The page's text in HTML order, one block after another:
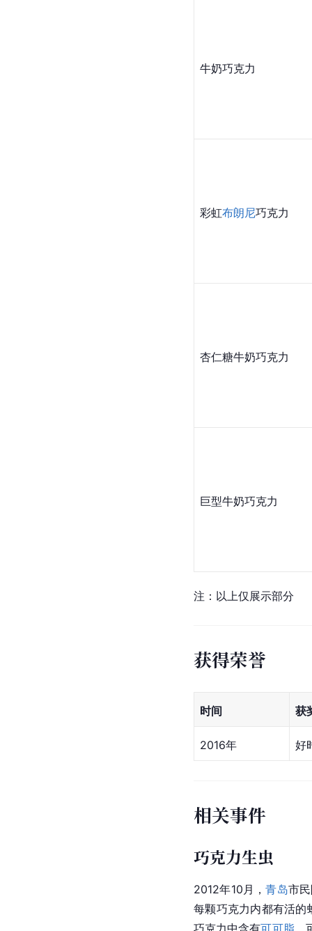
牛奶巧克力
彩虹布朗尼巧克力
杏仁糖牛奶巧克力
巨型牛奶巧克力
注：以上仅展示部分
获得荣誉
时间 获
2016年 好
相关事件
巧克力生虫
2012年10月，青岛市
每颗巧克力内都有活的